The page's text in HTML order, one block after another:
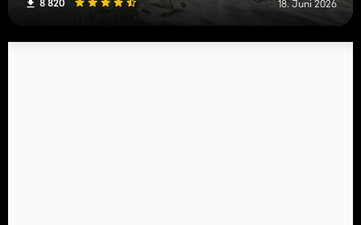
8 820 18. Juni 2026